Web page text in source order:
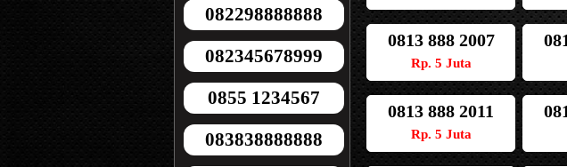
082298888888
082345678999
0855 1234567
083838888888
0813 888 2007
Rp. 5 Juta
0813 888 2011
Rp. 5 Juta